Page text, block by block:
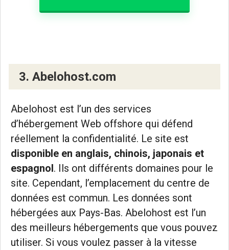
3. Abelohost.com
Abelohost est l’un des services
d’hébergement Web offshore qui défend
réellement la confidentialité. Le site est
disponible en anglais, chinois, japonais et
espagnol. Ils ont différents domaines pour le
site. Cependant, l’emplacement du centre de
données est commun. Les données sont
hébergées aux Pays-Bas. Abelohost est l’un
des meilleurs hébergements que vous pouvez
utiliser. Si vous voulez passer à la vitesse